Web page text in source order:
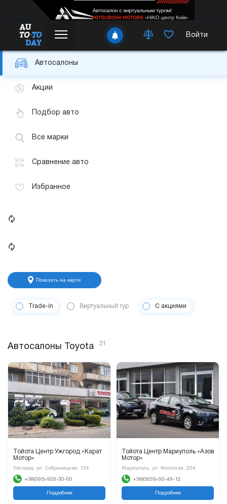
Войти
Автосалоны
Акции
Подбор авто
Все марки
Сравнение авто
Избранное
Показать на карте
Trade-in Виртуальный тур С акциями
Автосалоны Toyota 31
Тойота Центр Ужгород «Карат
Мотор»
Ужгород, ул. Собранецкая, 124
+38(095)-926-30-00
Подробнее
Тойота Центр Мариуполь «Азов
Мотор»
Мариуполь, ул. Флотская, 204
+38(0629)-50-49-12
Подробнее